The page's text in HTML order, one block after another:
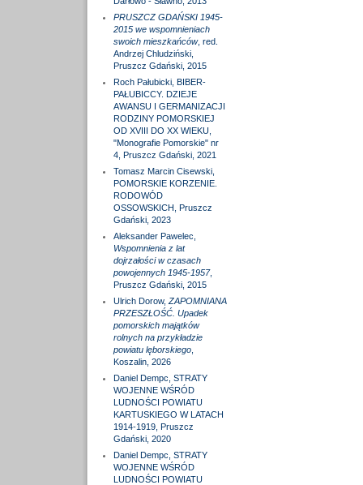
PRUSZCZ GDAŃSKI 1945-
2015 we wspomnieniach
swoich mieszkańców, red.
Andrzej Chludziński,
Pruszcz Gdański, 2015
Roch Pałubicki, BIBER-
PAŁUBICCY. DZIEJE
AWANSU I GERMANIZACJI
RODZINY POMORSKIEJ
OD XVIII DO XX WIEKU,
"Monografie Pomorskie" nr
4, Pruszcz Gdański, 2021
Tomasz Marcin Cisewski,
POMORSKIE KORZENIE.
RODOWÓD
OSSOWSKICH, Pruszcz
Gdański, 2023
Aleksander Pawelec,
Wspomnienia z lat
dojrzałości w czasach
powojennych 1945-1957,
Pruszcz Gdański, 2015
Ulrich Dorow, ZAPOMNIANA
PRZESZŁOŚĆ. Upadek
pomorskich majątków
rolnych na przykładzie
powiatu lęborskiego,
Koszalin, 2026
Daniel Dempc, STRATY
WOJENNE WŚRÓD
LUDNOŚCI POWIATU
KARTUSKIEGO W LATACH
1914-1919, Pruszcz
Gdański, 2020
Daniel Dempc, STRATY
WOJENNE WŚRÓD
LUDNOŚCI POWIATU